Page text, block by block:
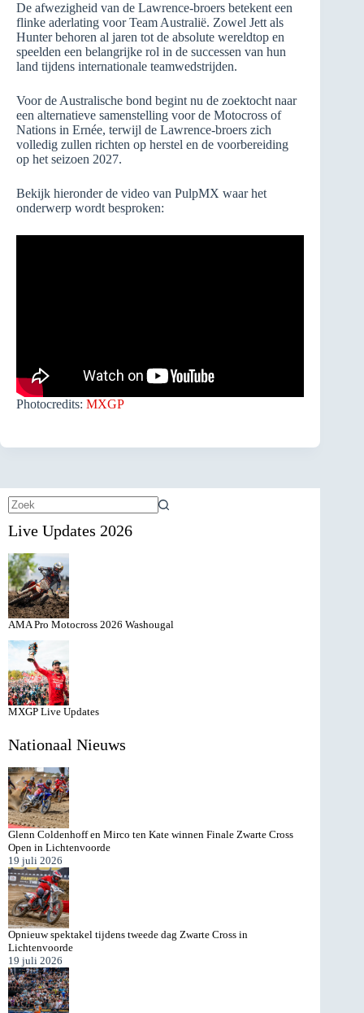
De afwezigheid van de Lawrence-broers betekent een
flinke aderlating voor Team Australië. Zowel Jett als
Hunter behoren al jaren tot de absolute wereldtop en
speelden een belangrijke rol in de successen van hun
land tijdens internationale teamwedstrijden.
Voor de Australische bond begint nu de zoektocht naar
een alternatieve samenstelling voor de Motocross of
Nations in Ernée, terwijl de Lawrence-broers zich
volledig zullen richten op herstel en de voorbereiding
op het seizoen 2027.
Bekijk hieronder de video van PulpMX waar het
onderwerp wordt besproken:
Photocredits: MXGP
resultaten
Live Updates 2026
AMA Pro Motocross 2026 Washougal
MXGP Live Updates
Nationaal Nieuws
Glenn Coldenhoff en Mirco ten Kate winnen Finale Zwarte Cross
Open in Lichtenvoorde
19 juli 2026
Opnieuw spektakel tijdens tweede dag Zwarte Cross in
Lichtenvoorde
19 juli 2026